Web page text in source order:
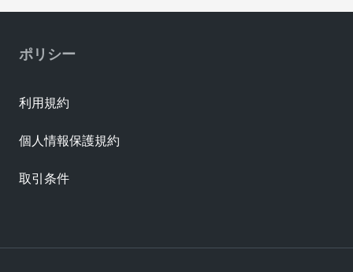
ポリシー
利用規約
個人情報保護規約
取引条件